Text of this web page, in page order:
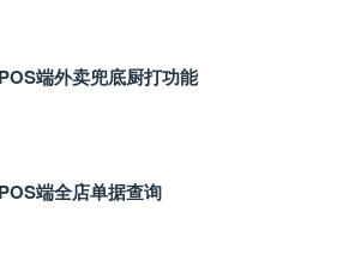
端外卖兜底厨打功能
端全店单据查询